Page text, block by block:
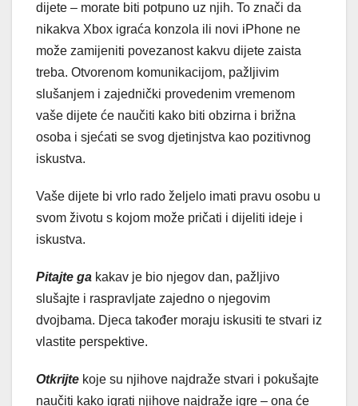
dijete – morate biti potpuno uz njih. To znači da
nikakva Xbox igraća konzola ili novi iPhone ne
može zamijeniti povezanost kakvu dijete zaista
treba. Otvorenom komunikacijom, pažljivim
slušanjem i zajednički provedenim vremenom
vaše dijete će naučiti kako biti obzirna i brižna
osoba i sjećati se svog djetinjstva kao pozitivnog
iskustva.
Vaše dijete bi vrlo rado željelo imati pravu osobu u
svom životu s kojom može pričati i dijeliti ideje i
iskustva.
Pitajte ga kakav je bio njegov dan, pažljivo
slušajte i raspravljate zajedno o njegovim
dvojbama. Djeca također moraju iskusiti te stvari iz
vlastite perspektive.
Otkrijte koje su njihove najdraže stvari i pokušajte
naučiti kako igrati njihove najdraže igre – ona će